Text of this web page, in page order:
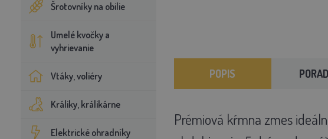
Šrotovníky na obilie
Umelé kvočky a
vyhrievanie
Vtáky, voliéry
Králiky, králikárne
Elektrické ohradníky
POPIS
Prémiová kŕmna zmes